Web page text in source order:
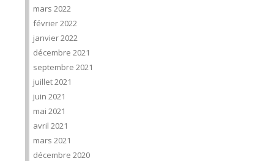
mars 2022
février 2022
janvier 2022
décembre 2021
septembre 2021
juillet 2021
juin 2021
mai 2021
avril 2021
mars 2021
décembre 2020